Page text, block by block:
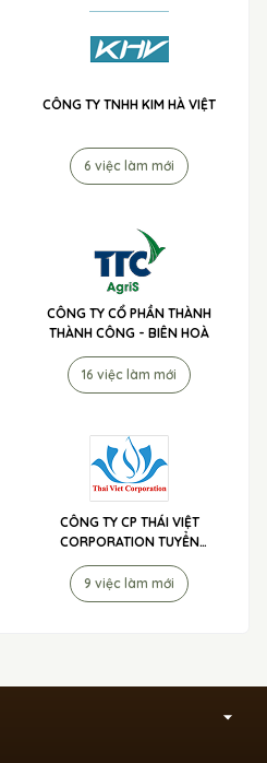
CÔNG TY TNHH KIM HÀ VIỆT
6 việc làm mới
CÔNG TY CỔ PHẦN THÀNH
THÀNH CÔNG - BIÊN HOÀ
16 việc làm mới
CÔNG TY CP THÁI VIỆT
CORPORATION TUYỂN
DỤNG
9 việc làm mới